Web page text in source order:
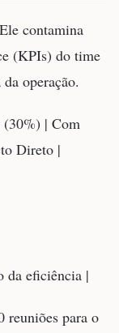
contamina
(KPIs) do time
operação.
| Com
Direto |
da eficiência |
reuniões para o